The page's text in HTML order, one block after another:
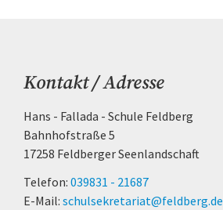
Kontakt / Adresse
Hans - Fallada - Schule Feldberg
Bahnhofstraße 5
17258 Feldberger Seenlandschaft
Telefon: 039831 - 21687
E-Mail: schulsekretariat@feldberg.de